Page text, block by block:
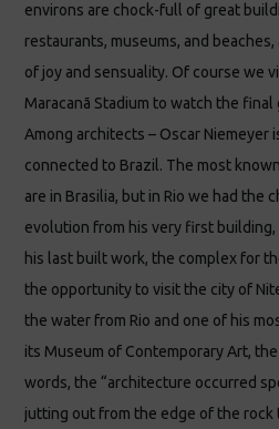
environs are chock-full of great
restaurants, museums, and
of joy and sensuality. Of course we
Maracanã Stadium to watch the final
Among architects – Oscar
connected to Brazil. The most
are in Brasilia, but in Rio we had the
evolution from his very first
his last built work, the complex for
the opportunity to visit the city of
the water from Rio and one of his
its Museum of Contemporary Art, the
words, the “architecture occurred
jutting out from the edge of the rock